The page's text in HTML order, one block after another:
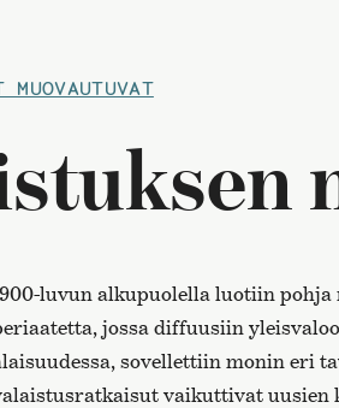
luvun alkupuolella luotiin
jossa diffuusiin
sovellettiin monin eri
vaikuttivat uusien